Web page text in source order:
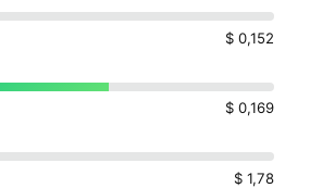
$ 0,152
$ 0,169
$ 1,78